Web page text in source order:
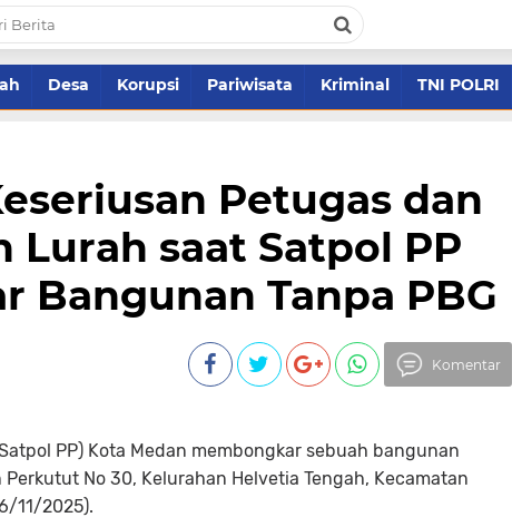
Desa Korupsi Pariwisata Kriminal TNI POLRI
Petugas dan
Lurah saat Satpol PP
Bangunan Tanpa PBG
Komentar
PP) Kota Medan membongkar sebuah bangunan
No 30, Kelurahan Helvetia Tengah, Kecamatan
11/2025).